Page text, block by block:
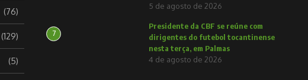
(76)
(129)
(5)
5 de agosto de 2026
7
Presidente da CBF se reúne com
dirigentes do futebol tocantinense
nesta terça, em Palmas
4 de agosto de 2026